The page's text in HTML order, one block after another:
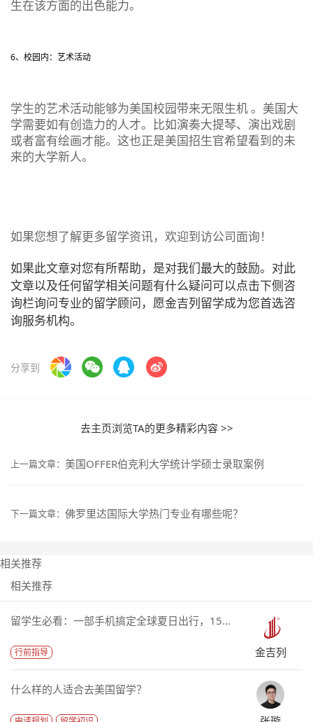
生在该方面的出色能力。
6、校园内：艺术活动
学生的艺术活动能够为美国校园带来无限生机 。美国大
学需要如有创造力的人才。比如演奏大提琴、演出戏剧
或者富有绘画才能。这也正是美国招生官希望看到的未
来的大学新人。
如果您想了解更多留学资讯，欢迎到访公司面询！
如果此文章对您有所帮助，是对我们最大的鼓励。对此
文章以及任何留学相关问题有什么疑问可以点击下侧咨
询栏询问专业的留学顾问，愿金吉列留学成为您首选咨
询服务机构。
分享到
去主页浏览TA的更多精彩内容 >>
上一篇文章： 美国OFFER伯克利大学统计学硕士录取案例
下一篇文章： 佛罗里达国际大学热门专业有哪些呢？
相关推荐
相关推荐
留学生必看：一部手机搞定全球夏日出行，15...
行前指导 金吉列
什么样的人适合去美国留学？